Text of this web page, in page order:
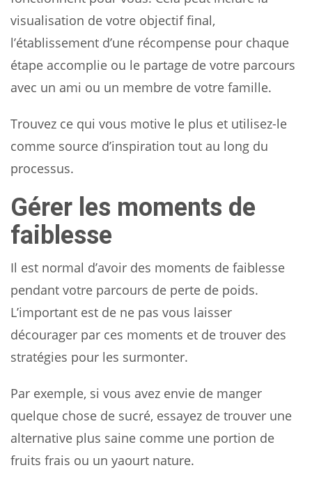
visualisation de votre objectif final,
l’établissement d’une récompense pour chaque
étape accomplie ou le partage de votre parcours
avec un ami ou un membre de votre famille.
Trouvez ce qui vous motive le plus et utilisez-le
comme source d’inspiration tout au long du
processus.
Gérer les moments de
faiblesse
Il est normal d’avoir des moments de faiblesse
pendant votre parcours de perte de poids.
L’important est de ne pas vous laisser
décourager par ces moments et de trouver des
stratégies pour les surmonter.
Par exemple, si vous avez envie de manger
quelque chose de sucré, essayez de trouver une
alternative plus saine comme une portion de
fruits frais ou un yaourt nature.